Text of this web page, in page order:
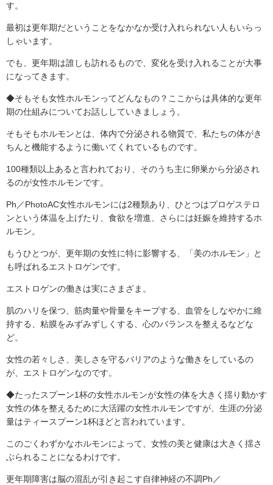
す。
最初は更年期だということをなかなか受け入れられない人もいらっ
しゃいます。
でも、更年期は誰しも訪れるもので、変化を受け入れることが大事
になってきます。
◆そもそも女性ホルモンってどんなもの？ここからは具体的な更年
期の仕組みについてお話ししていきましょう。
そもそもホルモンとは、体内で分泌される物質で、私たちの体がき
ちんと機能するように働いてくれているものです。
100種類以上あると言われており、そのうち主に卵巣から分泌され
るのが女性ホルモンです。
Ph／PhotoAC女性ホルモンには2種類あり、ひとつはプロゲステロ
ンという体温を上げたり、食欲を増進、さらには妊娠を維持するホ
ルモン。
もうひとつが、更年期の女性に特に影響する、「美のホルモン」と
も呼ばれるエストロゲンです。
エストロゲンの働きは実にさまざま。
肌のハリを保つ、筋肉量や骨量をキープする、血管をしなやかに維
持する、粘膜をみずみずしくする、心のバランスを整えるなどな
ど。
女性の若々しさ、美しさを守るバリアのような働きをしているの
が、エストロゲンなのです。
◆たったスプーン1杯の女性ホルモンが女性の体を大きく揺り動かす
女性の体を整えるために大活躍の女性ホルモンですが、生涯の分泌
量はティースプーン1杯ほどと言われています。
このごくわずかなホルモンによって、女性の美と健康は大きく揺さ
ぶられることになるわけです。
更年期障害は脳の混乱が引き起こす自律神経の不調Ph／